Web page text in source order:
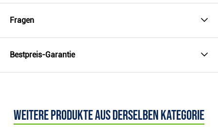
Fragen
Bestpreis-Garantie
Weitere Produkte aus derselben Kategorie